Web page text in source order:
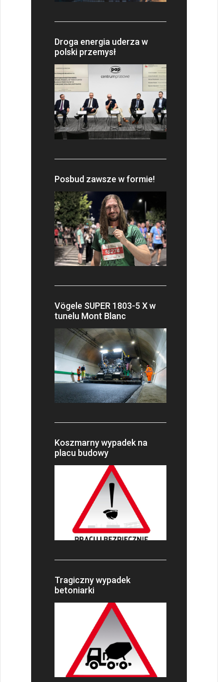
Droga energia uderza w
polski przemysł
Posbud zawsze w formie!
Vögele SUPER 1803-5 X w
tunelu Mont Blanc
Koszmarny wypadek na
placu budowy
Tragiczny wypadek
betoniarki